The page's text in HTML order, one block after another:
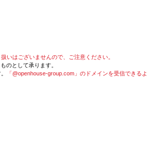
いはございませんので、ご注意ください。
のとして承ります。
「@openhouse-group.com」のドメインを受信できるよ